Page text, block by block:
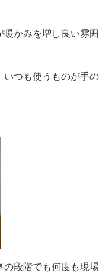
かみを増し良い雰囲
いつも使うものが手の
の段階でも何度も現場